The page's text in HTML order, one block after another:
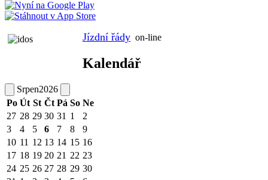
Jízdní řády on-line
Kalendář
Srpen2026
Po Út St Čt Pá So Ne
27 28 29 30 31 1
2
3
4 5 6 7 8
9
10 11 12 13 14 15 16
17 18 19 20 21 22 23
24 25 26 27 28 29 30